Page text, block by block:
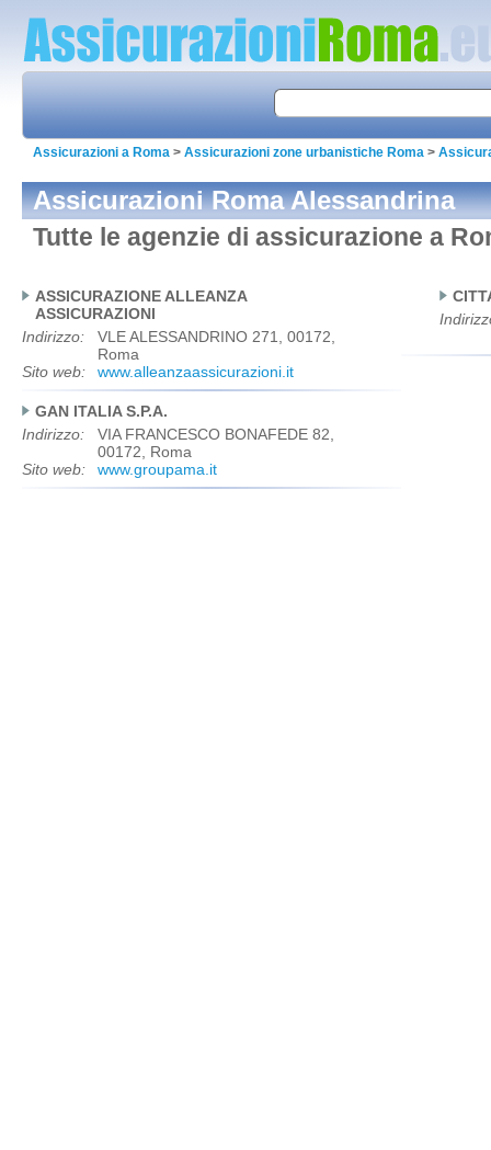
Assicurazioni a Roma > Assicurazioni zone urbanistiche Roma >
Assicurazioni Roma Alessandrina
Tutte le agenzie di assicurazione a
ASSICURAZIONE ALLEANZA
ASSICURAZIONI
Indirizzo:
VLE ALESSANDRINO 271, 00172,
Roma
Sito web:
www.alleanzaassicurazioni.it
GAN ITALIA S.P.A.
Indirizzo:
VIA FRANCESCO BONAFEDE 82,
00172, Roma
Sito web:
www.groupama.it